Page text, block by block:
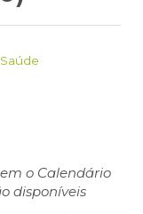
o Calendário
disponíveis